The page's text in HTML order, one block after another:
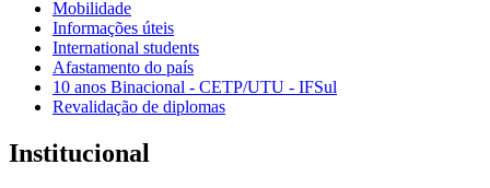
Mobilidade
Informações úteis
International students
Afastamento do país
10 anos Binacional - CETP/UTU - IFSul
Revalidação de diplomas
Institucional